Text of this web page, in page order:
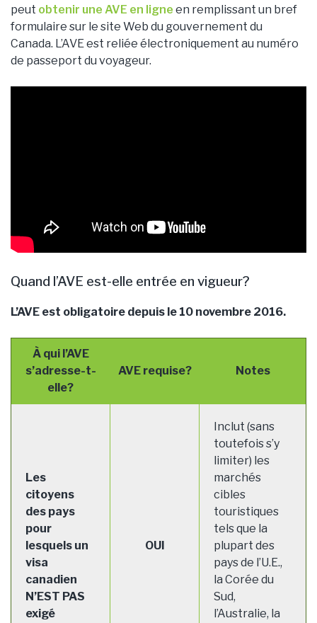
peut obtenir une AVE en ligne en remplissant un bref
formulaire sur le site Web du gouvernement du
Canada. L’AVE est reliée électroniquement au numéro
de passeport du voyageur.
Quand l’AVE est-elle entrée en vigueur?
L’AVE est obligatoire depuis le 10 novembre 2016.
À qui l’AVE
s’adresse-t-
elle?
AVE requise? Notes
Les
citoyens
des pays
pour
lesquels un
visa
canadien
N’EST PAS
exigé
OUI
Inclut (sans
toutefois s’y
limiter) les
marchés
cibles
touristiques
tels que la
plupart des
pays de l’U.E.,
la Corée du
Sud,
l’Australie, la